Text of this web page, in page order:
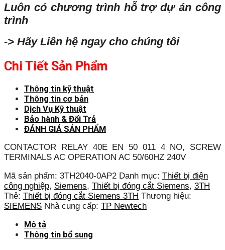
Luôn có chương trình hỗ trợ dự án công
trình
-> Hãy Liên hệ ngay cho chúng tôi
Chi Tiết Sản Phẩm
Thông tin kỹ thuật
Thông tin cơ bản
Dịch Vụ Kỹ thuật
Bảo hành & Đổi Trả
ĐÁNH GIÁ SẢN PHẨM
CONTACTOR RELAY 40E EN 50 011 4 NO, SCREW
TERMINALS AC OPERATION AC 50/60HZ 240V
Mã sản phẩm: 3TH2040-0AP2 Danh mục: Thiết bị điện
công nghiệp, Siemens, Thiết bị đóng cắt Siemens, 3TH
Thẻ: Thiết bị đóng cắt Siemens 3TH Thương hiệu:
SIEMENS Nhà cung cấp: TP Newtech
Mô tả
Thông tin bổ sung